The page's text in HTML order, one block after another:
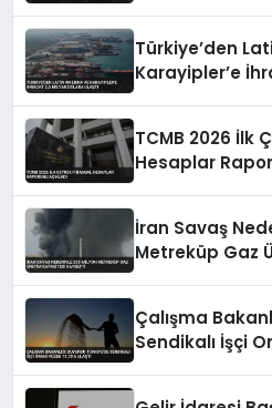
Türkiye’den
Karayipler’e
TCMB 2026 İlk
Hesaplar
İran Savaş
Metreküp Gaz
Çalışma
Sendikalı İşçi